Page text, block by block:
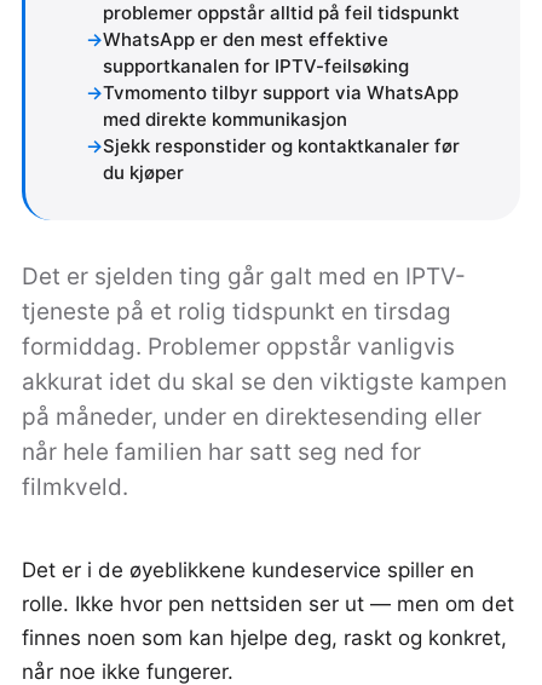
problemer oppstår alltid på feil tidspunkt
WhatsApp er den mest effektive
supportkanalen for IPTV-feilsøking
Tvmomento tilbyr support via WhatsApp
med direkte kommunikasjon
Sjekk responstider og kontaktkanaler før
du kjøper
Det er sjelden ting går galt med en IPTV-
tjeneste på et rolig tidspunkt en tirsdag
formiddag. Problemer oppstår vanligvis
akkurat idet du skal se den viktigste kampen
på måneder, under en direktesending eller
når hele familien har satt seg ned for
filmkveld.
Det er i de øyeblikkene kundeservice spiller en
rolle. Ikke hvor pen nettsiden ser ut — men om det
finnes noen som kan hjelpe deg, raskt og konkret,
når noe ikke fungerer.